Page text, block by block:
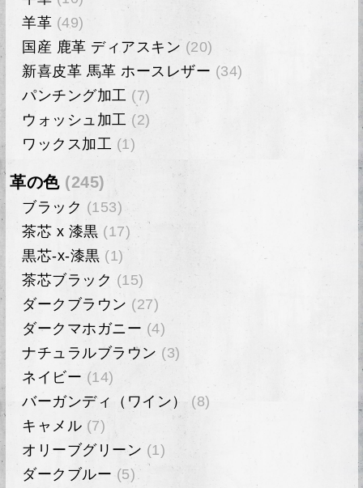
羊革 (49)
国産 鹿革 ディアスキン (20)
新喜皮革 馬革 ホースレザー (34)
パンチング加工 (7)
ウォッシュ加工 (2)
ワックス加工 (1)
革の色(245)
ブラック (153)
茶芯 x 漆黒 (17)
黒芯-x-漆黒 (1)
茶芯ブラック (15)
ダークブラウン (27)
ダークマホガニー (4)
ナチュラルブラウン (3)
ネイビー (14)
バーガンディ（ワイン）
(8)
キャメル (7)
オリーブグリーン (1)
ダークブルー (5)